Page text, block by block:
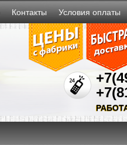
Контакты Условия оплаты